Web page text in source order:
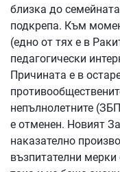
близка до
подкрепа. Към
(едно от тях е в
педагогически
Причината е в
непълнолетните
е отменен. Новият
наказателно
възпитателни